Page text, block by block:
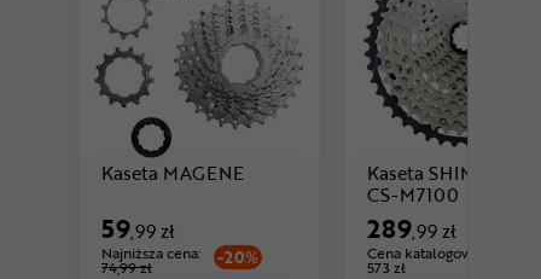
Kaseta MAGENE
59,99 zł
Najniższa cena:
74,99 zł -20%
Kaseta SHIMANO
CS-M7100
289,99 zł
Cena katalogowa:
573 zł